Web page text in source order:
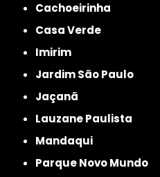
Cachoeirinha
Casa Verde
Imirim
Jardim São Paulo
Jaçanã
Lauzane Paulista
Mandaqui
Parque Novo Mundo